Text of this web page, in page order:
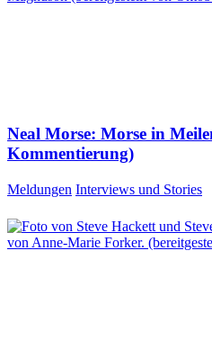
Neal Morse: Morse in
Kommentierung)
Meldungen Interviews und Stories